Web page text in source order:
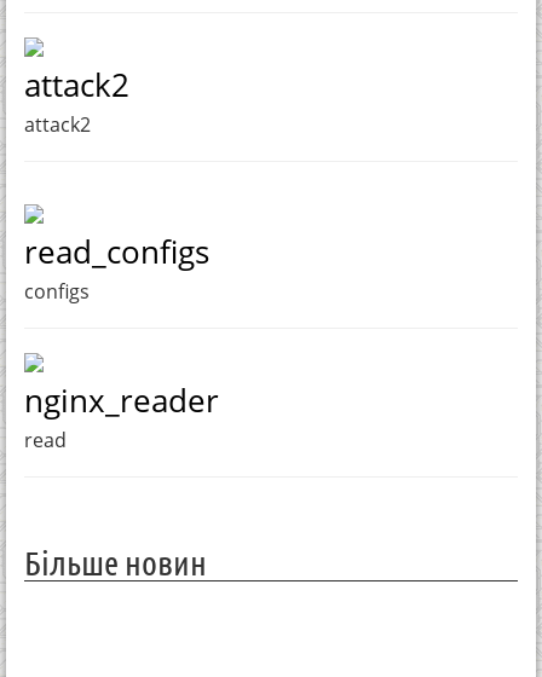
attack2
attack2
read_configs
configs
nginx_reader
read
Більше новин